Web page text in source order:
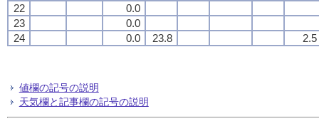
22
0.0
23
0.0
24
0.0 23.8 2.5
値欄の記号の説明
天気欄と記事欄の記号の説明